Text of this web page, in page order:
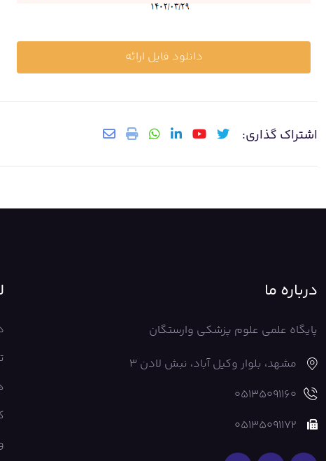
دانلود فایل ارائه
اشتراک گذاری:
درباره ما
پایگاه علمی علوم پزشکی وارستگان
مشهد، بلوار وکیل آباد، نبش لادن 3
05135091160
05135091172